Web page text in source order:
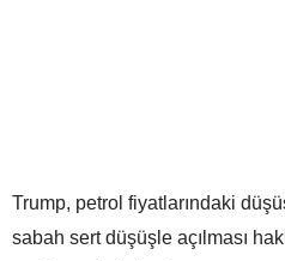
Trump, petrol fiyatlarındaki
sabah sert düşüşle açılması